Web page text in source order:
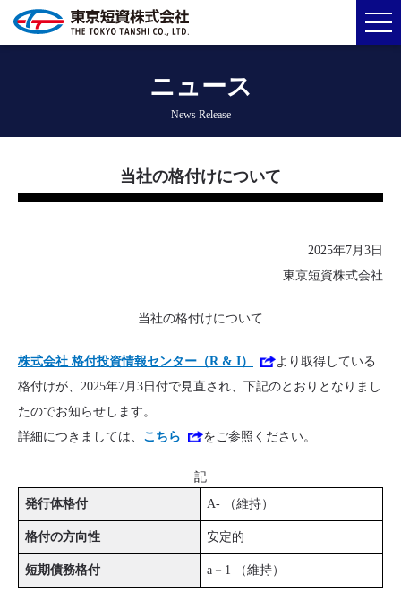
ニュース
News Release
当社の格付けについて
2025年7月3日
東京短資株式会社
当社の格付けについて
株式会社 格付投資情報センター（R & I）
より取得している
格付けが、2025年7月3日付で見直され、下記のとおりとなりまし
たのでお知らせします。
詳細につきましては、 こちら をご参照ください。
記
発行体格付
A- （維持）
格付の方向性 安定的
短期債務格付 a－1 （維持）